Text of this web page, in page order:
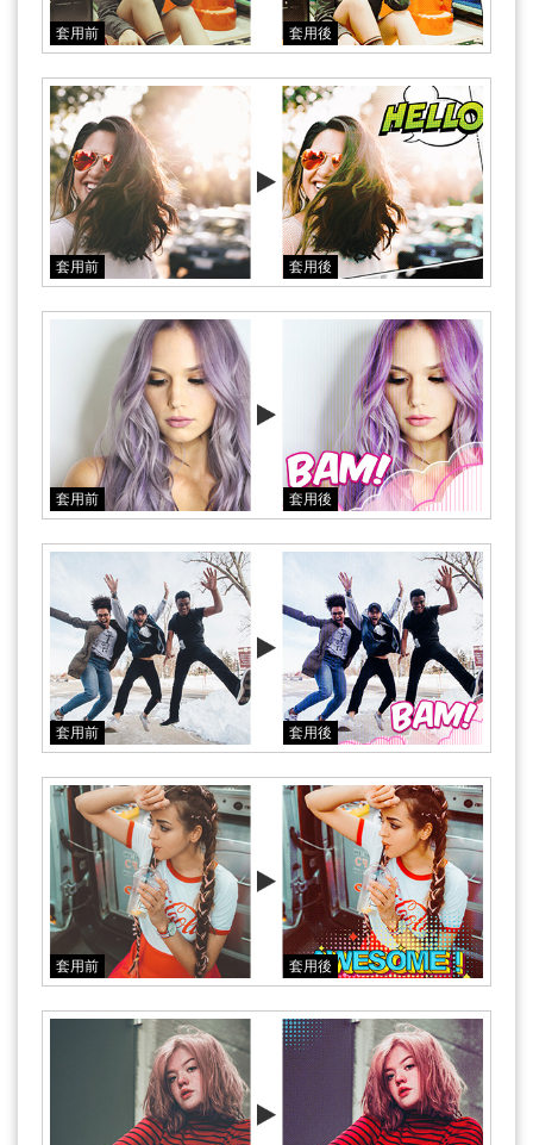
套用前 套用後
套用前 套用後
套用前 套用後
套用前 套用後
套用前 套用後